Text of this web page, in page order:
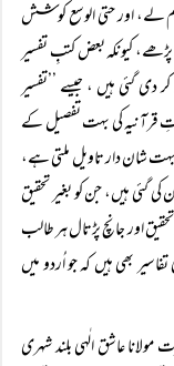
لے، اور حتی الوسع کوشش
کیونکہ بعض کتبِ تفسیر
گئی ہیں ، جیسے ’’تفسیر
قرآنیہ کی بہت تفصیل کے
شان دار تاویل ملتی ہے،
گئی ہیں، جن کو بغیر تحقیق
اور جانچ پڑتال ہر طالب
بھی ہیں کہ جو اُردو میں
عاشق الٰہی بلند شہری